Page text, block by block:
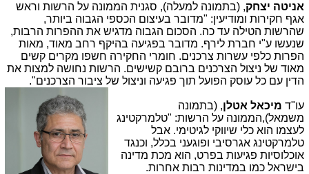
אניטה יצחק, (בתמונה למעלה), סגנית הממונה על הרשות וראש
אגף חקירות ומודיעין: "מדובר בעיצום הכספי הגבוה ביותר,
שהרשות הטילה עד כה. הסכום הגבוה מדגיש את ההפרות הרבות,
שנעשו ע"י חברת לירף. מדובר בפגיעה בהיקף רחב מאוד, מאות
הפרות כלפי עשרות צרכנים. חומרי החקירה חשפו מקרים קשים
מאוד של ניצול הצרכנים ברובם קשישים. הרשות נחושה למצות את
הדין עם כל עוסק הפועל תוך פגיעה וניצול של ציבור הצרכנים".
עו"ד מיכאל אטלן, (בתמונה
משמאל),הממונה על הרשות: "טלמרקטינג
לעצמו הוא כלי שיווקי לגיטימי. אבל
טלמרקטינג אגרסיבי ופוגעני בכלל, וכנגד
אוכלוסיות פגיעות בפרט, הוא מכת מדינה
בישראל כמו במדינות רבות אחרות.